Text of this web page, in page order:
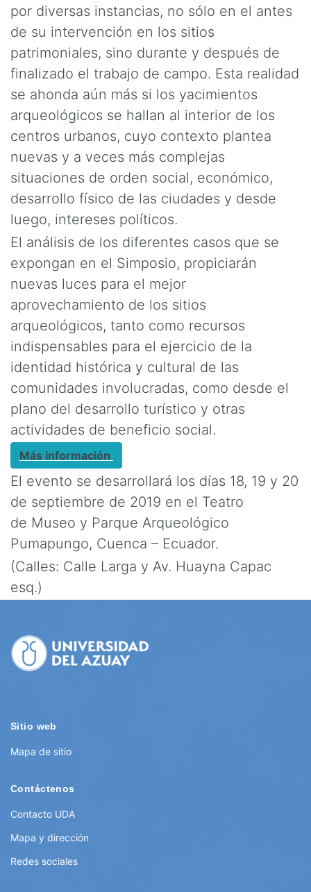
por diversas instancias, no sólo en el antes
de su intervención en los sitios
patrimoniales, sino durante y después de
finalizado el trabajo de campo. Esta realidad
se ahonda aún más si los yacimientos
arqueológicos se hallan al interior de los
centros urbanos, cuyo contexto plantea
nuevas y a veces más complejas
situaciones de orden social, económico,
desarrollo físico de las ciudades y desde
luego, intereses políticos.
El análisis de los diferentes casos que se
expongan en el Simposio, propiciarán
nuevas luces para el mejor
aprovechamiento de los sitios
arqueológicos, tanto como recursos
indispensables para el ejercicio de la
identidad histórica y cultural de las
comunidades involucradas, como desde el
plano del desarrollo turístico y otras
actividades de beneficio social.
Más información
El evento se desarrollará los días 18, 19 y 20
de septiembre de 2019 en el Teatro
de Museo y Parque Arqueológico
Pumapungo, Cuenca – Ecuador.
(Calles: Calle Larga y Av. Huayna Capac
esq.)
Footer
Sitio web
Mapa de sitio
Contáctenos
Contacto UDA
Mapa y dirección
Redes sociales